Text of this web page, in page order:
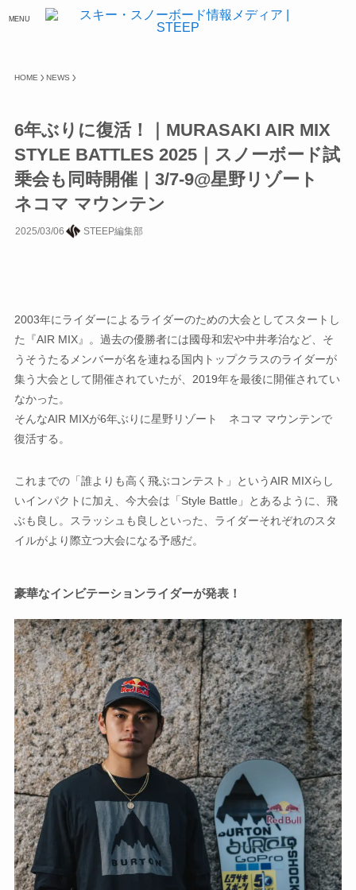
MENU
HOME NEWS
6年ぶりに復活！｜MURASAKI AIR MIX
STYLE BATTLES 2025｜スノーボード試
乗会も同時開催｜3/7-9@星野リゾート
ネコマ マウンテン
2025/03/06 STEEP編集部
2003年にライダーによるライダーのための大会としてスタートし
た『AIR MIX』。過去の優勝者には國母和宏や中井孝治など、そ
うそうたるメンバーが名を連ねる国内トップクラスのライダーが
集う大会として開催されていたが、2019年を最後に開催されてい
なかった。
そんなAIR MIXが6年ぶりに星野リゾート ネコマ マウンテンで
復活する。
これまでの「誰よりも高く飛ぶコンテスト」というAIR MIXらし
いインパクトに加え、今大会は「Style Battle」とあるように、飛
ぶも良し。スラッシュも良しといった、ライダーそれぞれのスタ
イルがより際立つ大会になる予感だ。
豪華なインビテーションライダーが発表！